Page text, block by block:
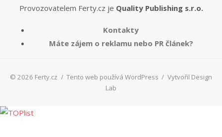
Provozovatelem Ferty.cz je Quality Publishing s.r.o.
Kontakty
Máte zájem o reklamu nebo PR článek?
© 2026 Ferty.cz / Tento web používá WordPress / Vytvořil Design
Lab